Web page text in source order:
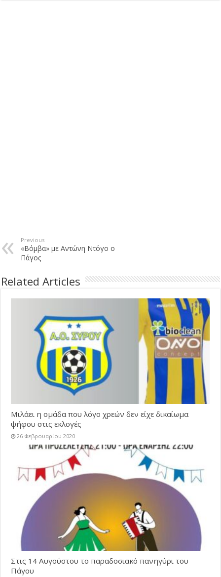
Previous
«Βόμβα» με Αντώνη Ντόγο ο
Πάγος
Related Articles
Μιλάει η ομάδα που λόγο χρεών δεν είχε δικαίωμα
ψήφου στις εκλογές
26 Φεβρουαρίου 2020
Στις 14 Αυγούστου το παραδοσιακό πανηγύρι του
Πάγου